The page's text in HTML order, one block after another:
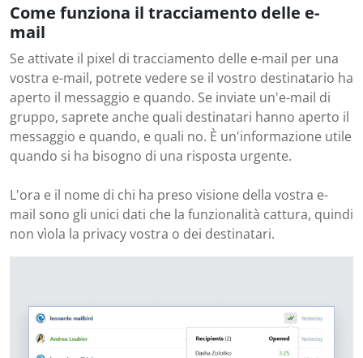
Come funziona il tracciamento delle e-
mail
Se attivate il pixel di tracciamento delle e-mail per una
vostra e-mail, potrete vedere se il vostro destinatario ha
aperto il messaggio e quando. Se inviate un'e-mail di
gruppo, saprete anche quali destinatari hanno aperto il
messaggio e quando, e quali no. È un'informazione utile
quando si ha bisogno di una risposta urgente.
L'ora e il nome di chi ha preso visione della vostra e-
mail sono gli unici dati che la funzionalità cattura, quindi
non vìola la privacy vostra o dei destinatari.